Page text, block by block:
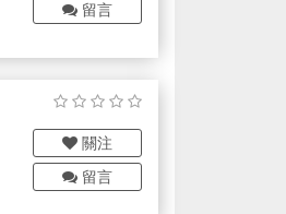
留言
關注
留言